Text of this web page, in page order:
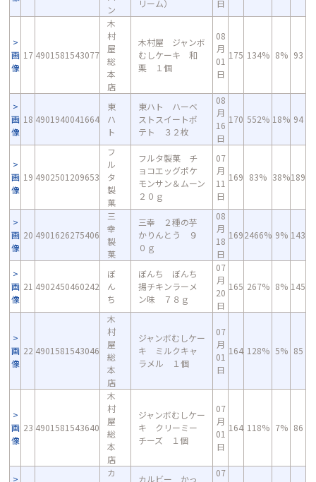
ン
リーム）
日
画
像
17 4901581543077
木
村
屋
総
本
店
木村屋 ジャンボ
むしケーキ 和
栗 １個
08
月
01
日
175 134% 8% 93
画
像
18 4901940041664
東
ハ
ト
東ハト ハーベ
ストスイートポ
テト ３２枚
08
月
16
日
170 552% 18% 94
画
像
19 4902501209653
フ
ル
タ
製
菓
フルタ製菓 チ
ョコエッグポケ
モンサン＆ムーン
２０ｇ
07
月
11
日
169 83% 38%189
画
像
20 4901626275406
三
幸
製
菓
三幸 ２種の芋
かりんとう ９
０ｇ
08
月
18
日
1692466% 9% 143
画
像
21 4902450460242
ぼ
ん
ち
ぼんち ぼんち
揚チキンラーメ
ン味 ７８ｇ
07
月
20
日
165 267% 8% 145
画
像
22 4901581543046
木
村
屋
総
本
店
ジャンボむしケー
キ ミルクキャ
ラメル １個
07
月
01
日
164 128% 5% 85
画
像
23 4901581543640
木
村
屋
総
本
店
ジャンボむしケー
キ クリーミー
チーズ １個
07
月
01
日
164 118% 7% 86
カ
カルビー かっ
07